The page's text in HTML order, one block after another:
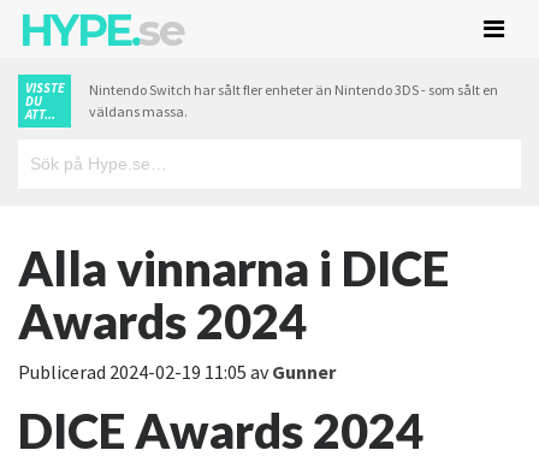
HYPE.se
VISSTE
DU
ATT...
Nintendo Switch har sålt fler enheter än Nintendo 3DS - som sålt en
väldans massa.
Alla vinnarna i DICE
Awards 2024
Publicerad 2024-02-19 11:05 avGunner
DICE Awards 2024